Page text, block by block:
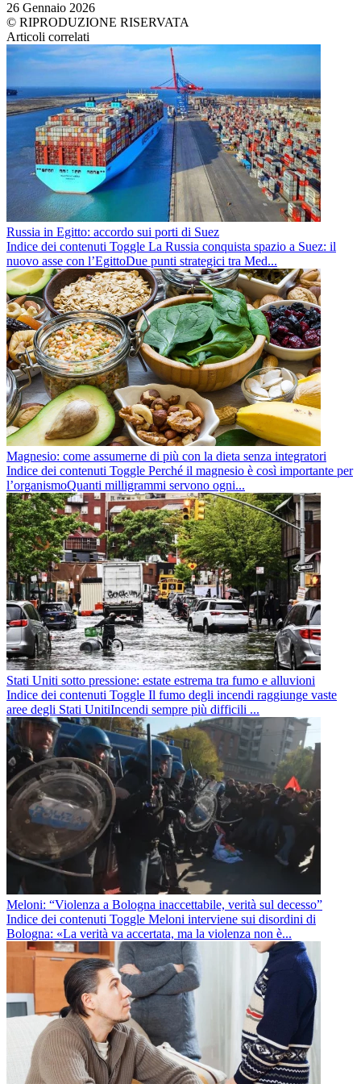
26 Gennaio 2026
© RIPRODUZIONE RISERVATA
Articoli correlati
Russia in Egitto: accordo sui porti di Suez
Indice dei contenuti Toggle La Russia conquista spazio a Suez: il
nuovo asse con l’EgittoDue punti strategici tra Med...
Magnesio: come assumerne di più con la dieta senza integratori
Indice dei contenuti Toggle Perché il magnesio è così importante per
l’organismoQuanti milligrammi servono ogni...
Stati Uniti sotto pressione: estate estrema tra fumo e alluvioni
Indice dei contenuti Toggle Il fumo degli incendi raggiunge vaste
aree degli Stati UnitiIncendi sempre più difficili ...
Meloni: “Violenza a Bologna inaccettabile, verità sul decesso”
Indice dei contenuti Toggle Meloni interviene sui disordini di
Bologna: «La verità va accertata, ma la violenza non è...